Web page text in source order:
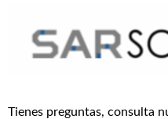
Tienes preguntas, consulta